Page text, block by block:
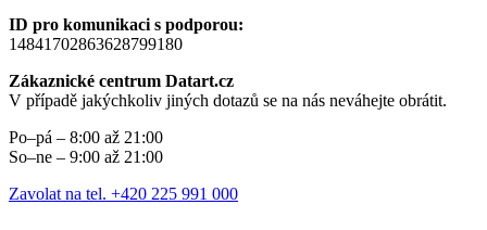
ID pro komunikaci s podporou:
14841702863628799180
Zákaznické centrum Datart.cz
V případě jakýchkoliv jiných dotazů se na nás neváhejte obrátit.
Po–pá – 8:00 až 21:00
So–ne – 9:00 až 21:00
Zavolat na tel. +420 225 991 000